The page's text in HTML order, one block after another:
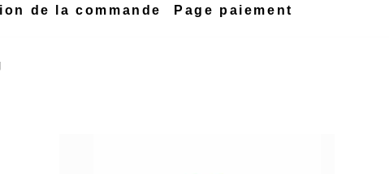
de la commande Page paiement